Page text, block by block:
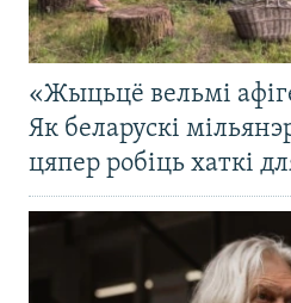
«Жыцьцё вельмі
Як беларускі
цяпер робіць хаткі